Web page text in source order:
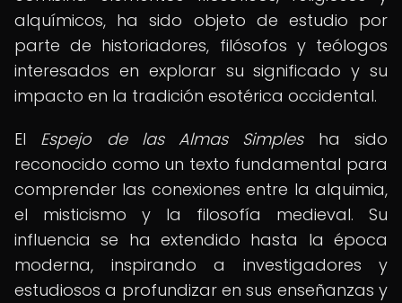
alquímicos, ha sido objeto de estudio por
parte de historiadores, filósofos y teólogos
interesados en explorar su significado y su
impacto en la tradición esotérica occidental.
El Espejo de las Almas Simplesha sido
reconocido como un texto fundamental para
comprender las conexiones entre la alquimia,
el misticismo y la filosofía medieval. Su
influencia se ha extendido hasta la época
moderna, inspirando a investigadores y
estudiosos a profundizar en sus enseñanzas y